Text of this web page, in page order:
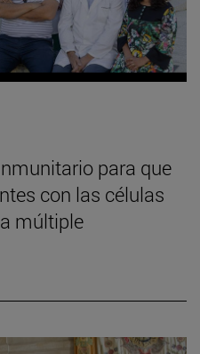
para que
con las células
múltiple